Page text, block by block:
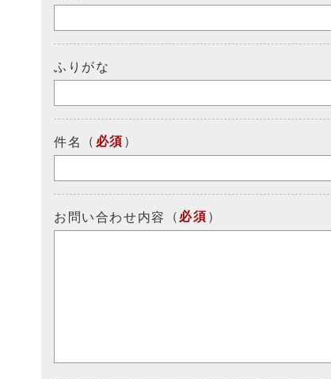
ふりがな
件名 （ 必須 ）
お問い合わせ内容 （ 必須 ）